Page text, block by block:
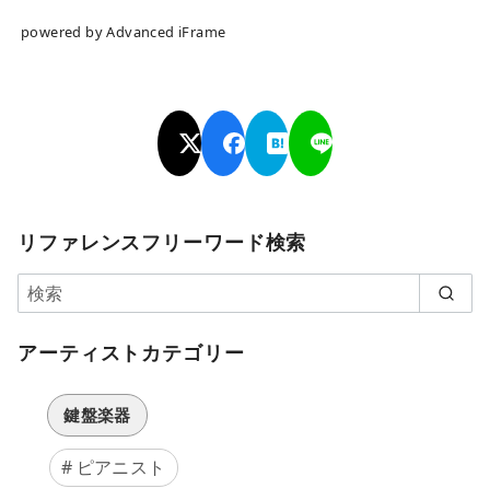
powered by Advanced iFrame
リファレンスフリーワード検索
アーティストカテゴリー
鍵盤楽器
ピアニスト